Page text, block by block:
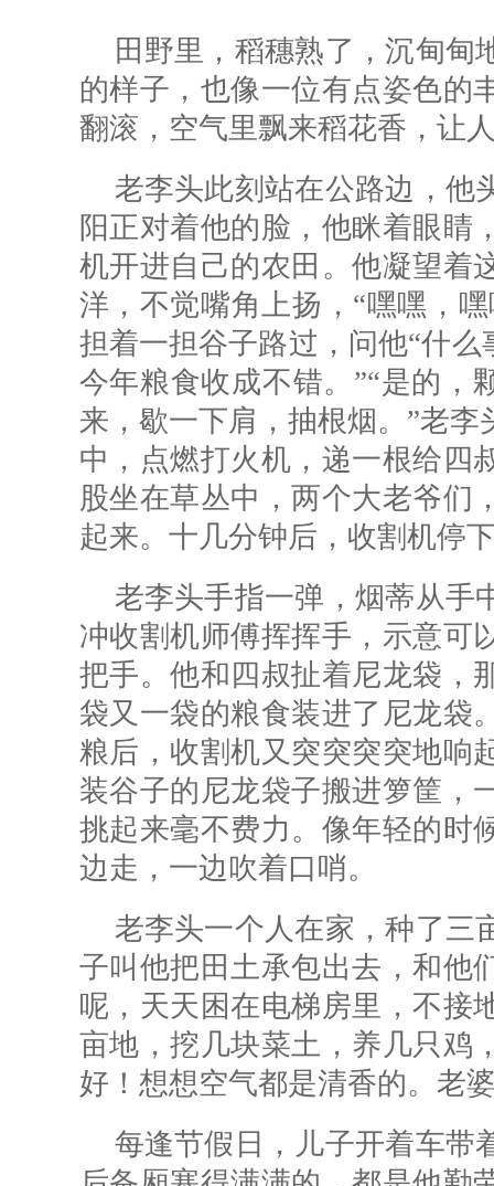
田野里，稻穗熟了，沉甸甸
的样子，也像一位有点姿色的
翻滚，空气里飘来稻花香，让
老李头此刻站在公路边，他
阳正对着他的脸，他眯着眼睛
机开进自己的农田。他凝望着
洋，不觉嘴角上扬，“嘿嘿，
担着一担谷子路过，问他“什
今年粮食收成不错。”“是的，
来，歇一下肩，抽根烟。”老
中，点燃打火机，递一根给四
股坐在草丛中，两个大老爷们
起来。十几分钟后，收割机停
老李头手指一弹，烟蒂从手
冲收割机师傅挥挥手，示意可
把手。他和四叔扯着尼龙袋，
袋又一袋的粮食装进了尼龙袋
粮后，收割机又突突突突地响
装谷子的尼龙袋子搬进箩筐，
挑起来毫不费力。像年轻的时
边走，一边吹着口哨。
老李头一个人在家，种了三
子叫他把田土承包出去，和他
呢，天天困在电梯房里，不接
亩地，挖几块菜土，养几只鸡
好！想想空气都是清香的。老
每逢节假日，儿子开着车带